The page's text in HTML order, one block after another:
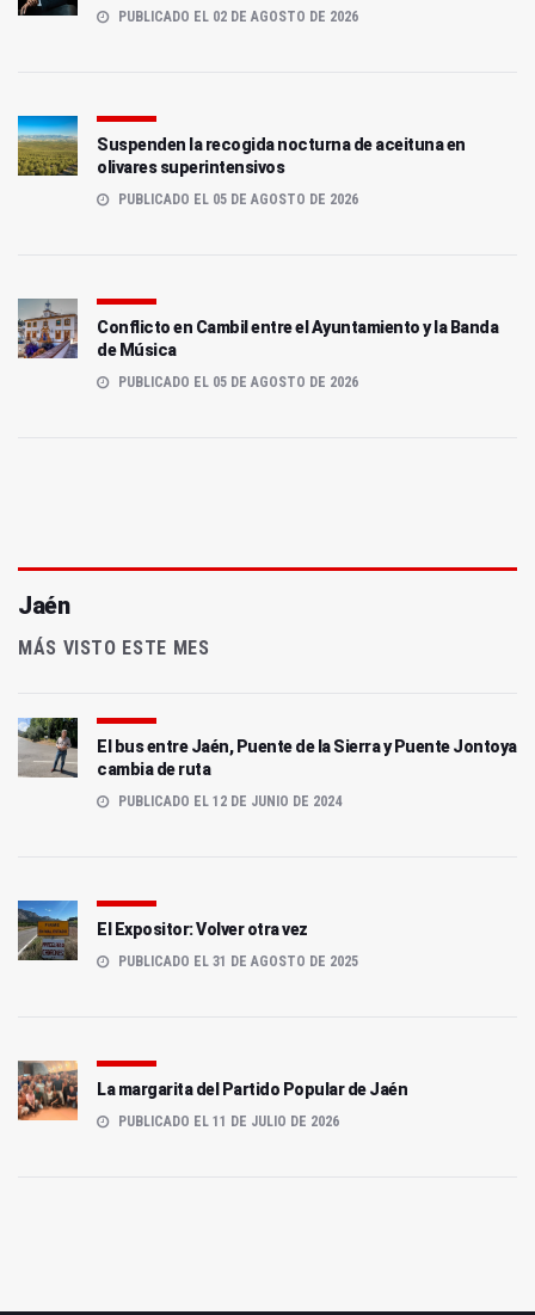
PUBLICADO EL 02 DE AGOSTO DE 2026
Suspenden la recogida nocturna de aceituna en
olivares superintensivos
PUBLICADO EL 05 DE AGOSTO DE 2026
Conflicto en Cambil entre el Ayuntamiento y la Banda
de Música
PUBLICADO EL 05 DE AGOSTO DE 2026
Jaén
MÁS VISTO ESTE MES
El bus entre Jaén, Puente de la Sierra y Puente Jontoya
cambia de ruta
PUBLICADO EL 12 DE JUNIO DE 2024
El Expositor: Volver otra vez
PUBLICADO EL 31 DE AGOSTO DE 2025
La margarita del Partido Popular de Jaén
PUBLICADO EL 11 DE JULIO DE 2026